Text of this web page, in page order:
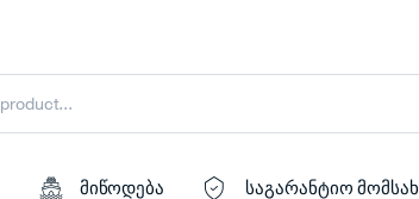
მიწოდება საგარანტიო